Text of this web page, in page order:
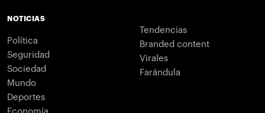
NOTICIAS
Política
Seguridad
Sociedad
Mundo
Deportes
Tendencias
Branded content
Virales
Farándula